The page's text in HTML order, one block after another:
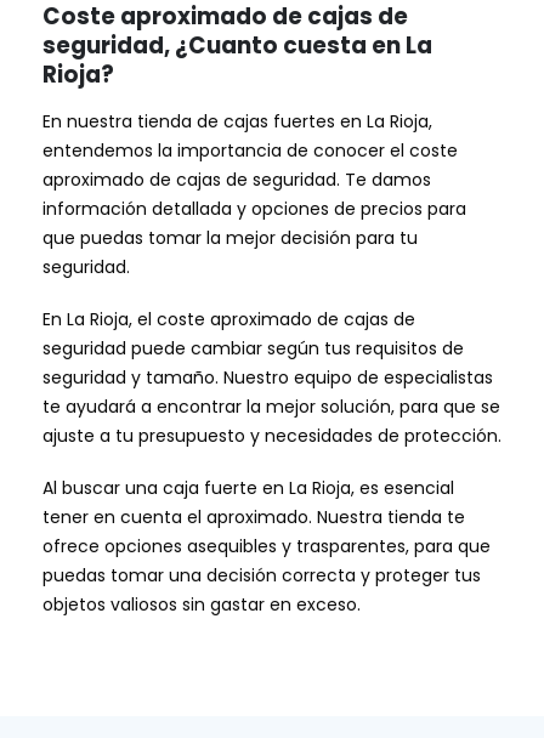
Coste aproximado de cajas de
seguridad, ¿Cuanto cuesta en La
Rioja?
En nuestra tienda de cajas fuertes en La Rioja,
entendemos la importancia de conocer el coste
aproximado de cajas de seguridad. Te damos
información detallada y opciones de precios para
que puedas tomar la mejor decisión para tu
seguridad.
En La Rioja, el coste aproximado de cajas de
seguridad puede cambiar según tus requisitos de
seguridad y tamaño. Nuestro equipo de especialistas
te ayudará a encontrar la mejor solución, para que se
ajuste a tu presupuesto y necesidades de protección.
Al buscar una caja fuerte en La Rioja, es esencial
tener en cuenta el aproximado. Nuestra tienda te
ofrece opciones asequibles y trasparentes, para que
puedas tomar una decisión correcta y proteger tus
objetos valiosos sin gastar en exceso.